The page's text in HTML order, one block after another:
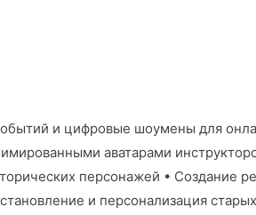
и цифровые шоумены для
аватарами
персонажей • Создание
и персонализация